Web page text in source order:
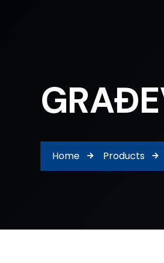
Home Products